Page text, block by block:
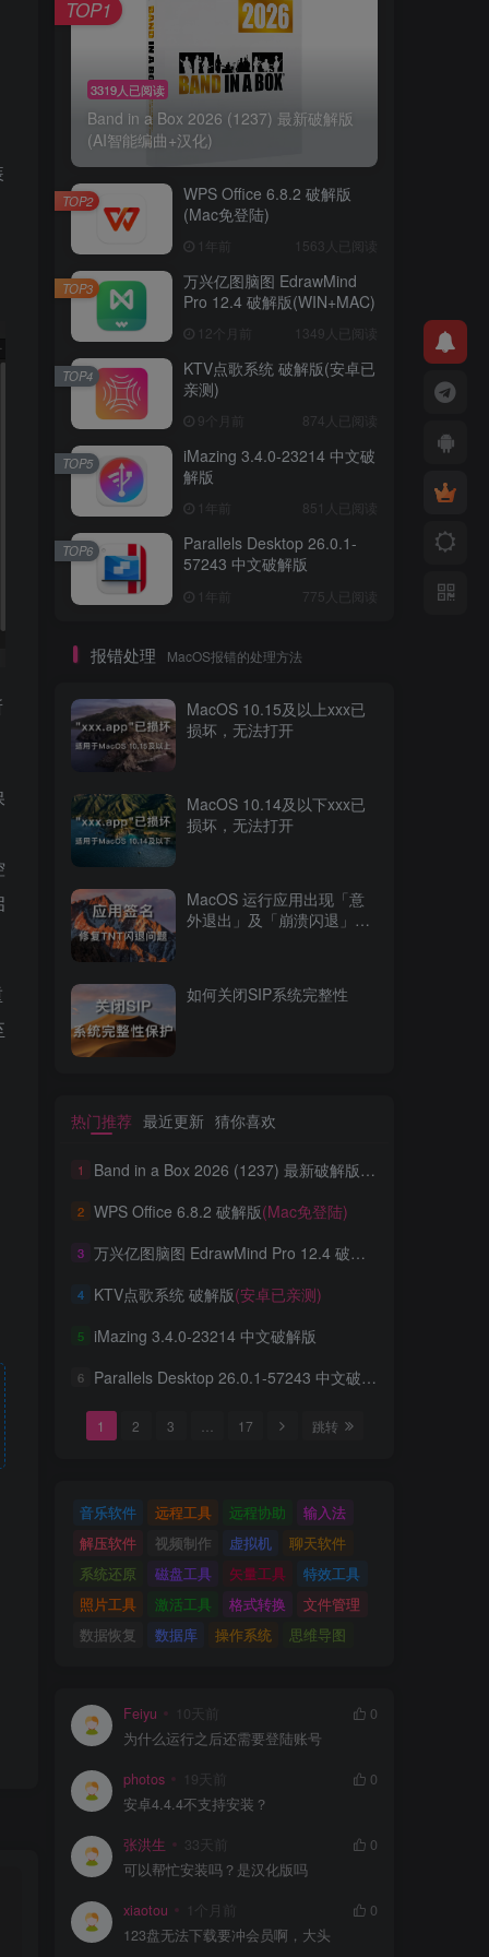
3319人已阅读
Band in a Box 2026 (1237) 最新破解版
(AI智能编曲+汉化)
TOP1
WPS Office 6.8.2 破解版
(Mac免登陆)
1年前 1563人已阅读
TOP2
万兴亿图脑图 EdrawMind
Pro 12.4 破解版(WIN+MAC)
12个月前 1349人已阅读
TOP3
KTV点歌系统 破解版(安卓已
亲测)
9个月前 874人已阅读
TOP4
iMazing 3.4.0-23214 中文破
解版
1年前 851人已阅读
TOP5
Parallels Desktop 26.0.1-
57243 中文破解版
1年前 775人已阅读
TOP6
报错处理 MacOS报错的处理方法
MacOS 10.15及以上xxx已
损坏，无法打开
MacOS 10.14及以下xxx已
损坏，无法打开
MacOS 运行应用出现「意
外退出」及「崩溃闪退」问
如何关闭SIP系统完整性
热门推荐 最近更新 猜你喜欢
1 Band in a Box 2026 (1237) 最新破解版(AI智能编曲+汉化)
2 WPS Office 6.8.2 破解版(Mac免登陆)
3 万兴亿图脑图 EdrawMind Pro 12.4 破解版
4 KTV点歌系统 破解版(安卓已亲测)
5 iMazing 3.4.0-23214 中文破解版
6 Parallels Desktop 26.0.1-57243 中文破解版
1 2 3 17 跳转
音乐软件 远程工具 远程协助
输入法
解压软件
视频制作 虚拟机
聊天软件
系统还原
磁盘工具 矢量工具
特效工具
照片工具
激活工具 格式转换
文件管理
数据恢复
数据库 操作系统 思维导图
Feiyu 10天前
0
为什么运行之后还需要登陆账号
photos 19天前
0
安卓4.4.4不支持安装？
张洪生 33天前
0
可以帮忙安装吗？是汉化版吗
xiaotou 1个月前
0
123盘无法下载要冲会员啊，大头